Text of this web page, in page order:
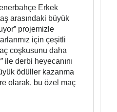
Erkek
arasındaki büyük
projemizle
için çeşitli
coşkusunu daha
ile derbi heyecanını
ödüller kazanma
olarak, bu özel maç